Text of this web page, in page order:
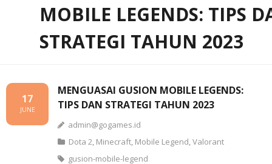
MOBILE LEGENDS: TIPS
STRATEGI TAHUN 2023
MENGUASAI GUSION MOBILE LEGENDS:
TIPS DAN STRATEGI TAHUN 2023
17
JUNE
admin@gogames.id
Dota 2, Minecraft, Mobile Legend,Valorant
gusion-mobile-legend